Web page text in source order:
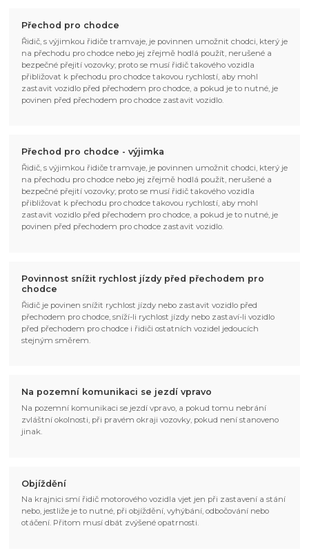
Přechod pro chodce
Řidič, s výjimkou řidiče tramvaje, je povinnen umožnit chodci, který je
na přechodu pro chodce nebo jej zřejmě hodlá použít, nerušené a
bezpečné přejití vozovky; proto se musí řidič takového vozidla
přibližovat k přechodu pro chodce takovou rychlostí, aby mohl
zastavit vozidlo před přechodem pro chodce, a pokud je to nutné, je
povinen před přechodem pro chodce zastavit vozidlo.
Přechod pro chodce - výjimka
Řidič, s výjimkou řidiče tramvaje, je povinnen umožnit chodci, který je
na přechodu pro chodce nebo jej zřejmě hodlá použít, nerušené a
bezpečné přejití vozovky; proto se musí řidič takového vozidla
přibližovat k přechodu pro chodce takovou rychlostí, aby mohl
zastavit vozidlo před přechodem pro chodce, a pokud je to nutné, je
povinen před přechodem pro chodce zastavit vozidlo.
Povinnost snížit rychlost jízdy před přechodem pro
chodce
Řidič je povinen snížit rychlost jízdy nebo zastavit vozidlo před
přechodem pro chodce, sníží-li rychlost jízdy nebo zastaví-li vozidlo
před přechodem pro chodce i řidiči ostatních vozidel jedoucích
stejným směrem.
Na pozemní komunikaci se jezdí vpravo
Na pozemní komunikaci se jezdí vpravo, a pokud tomu nebrání
zvláštní okolnosti, při pravém okraji vozovky, pokud není stanoveno
jinak.
Objíždění
Na krajnici smí řidič motorového vozidla vjet jen při zastavení a stání
nebo, jestliže je to nutné, při objíždění, vyhýbání, odbočování nebo
otáčení. Přitom musí dbát zvýšené opatrnosti.